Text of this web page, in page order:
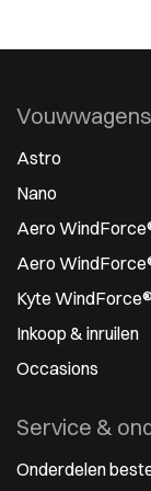
Vouwwagens
Astro
Nano
Aero
Aero
Kyte WindForce®
Inkoop & inruilen
Occasions
Service &
Onderdelen